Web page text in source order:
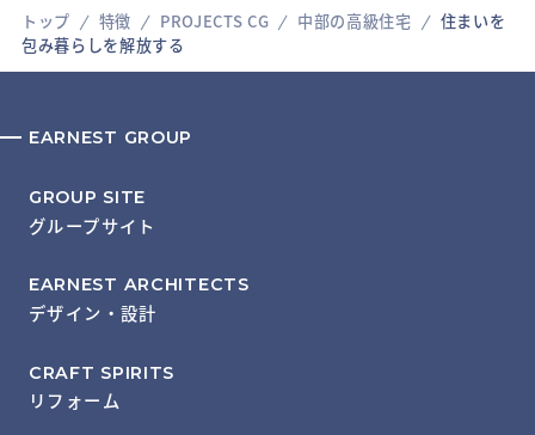
トップ 特徴 PROJECTS CG 中部の高級住宅
住まいを
包み暮らしを解放する
EARNEST GROUP
GROUP SITE
グループサイト
EARNEST ARCHITECTS
デザイン・設計
CRAFT SPIRITS
リフォーム